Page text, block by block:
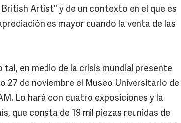
Artist" y de un contexto en el que es
es mayor cuando la venta de las
en medio de la crisis mundial presente
27 de noviembre el Museo Universitario de
Lo hará con cuatro exposiciones y la
que consta de 19 mil piezas reunidas de